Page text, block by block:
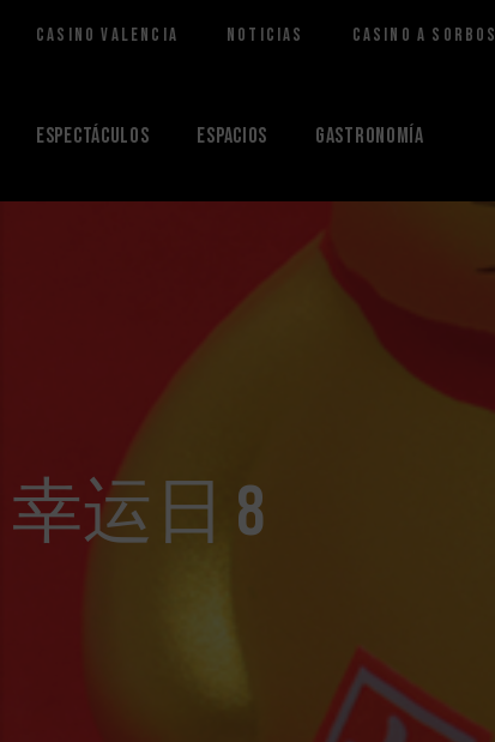
contenido
Casino Valencia Noticias Casino a Sorbos
Espectáculos Espacios Gastronomía
幸运日 8